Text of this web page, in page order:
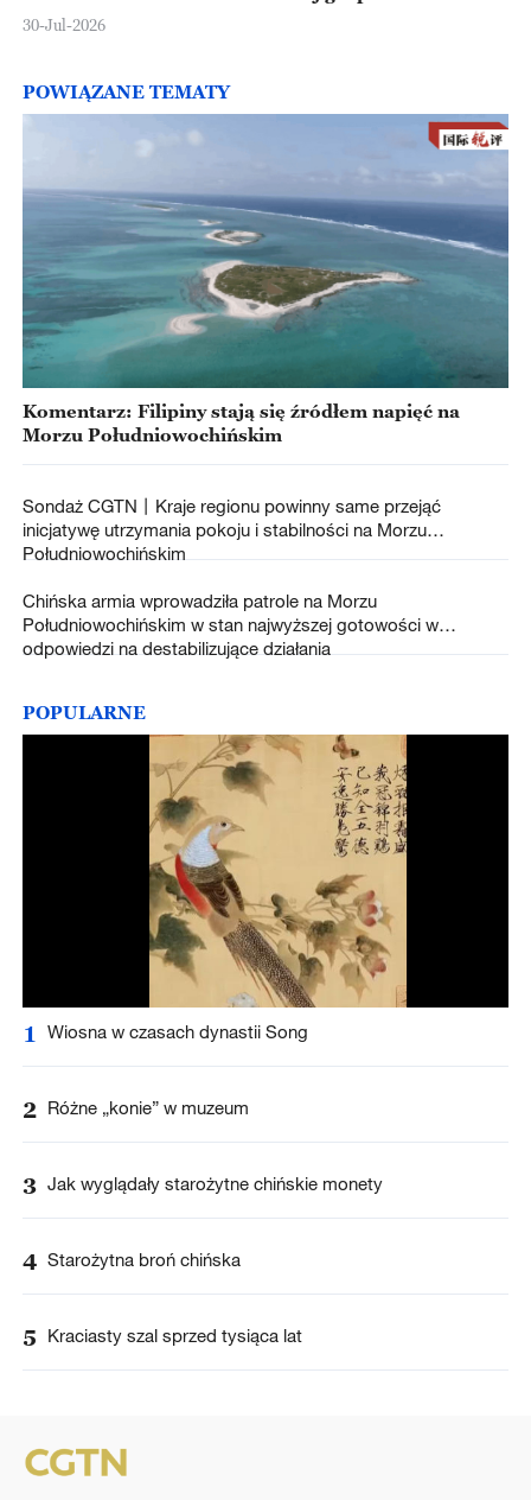
30-Jul-2026
POWIĄZANE TEMATY
Komentarz: Filipiny stają się źródłem napięć na
Morzu Południowochińskim
Sondaż CGTN丨Kraje regionu powinny same przejąć
inicjatywę utrzymania pokoju i stabilności na Morzu
Południowochińskim
Chińska armia wprowadziła patrole na Morzu
Południowochińskim w stan najwyższej gotowości w
odpowiedzi na destabilizujące działania
POPULARNE
1 Wiosna w czasach dynastii Song
2 Różne „konie” w muzeum
3 Jak wyglądały starożytne chińskie monety
4 Starożytna broń chińska
5 Kraciasty szal sprzed tysiąca lat